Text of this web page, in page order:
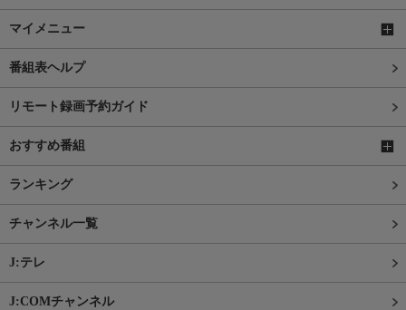
マイメニュー
番組表ヘルプ
リモート録画予約ガイド
おすすめ番組
ランキング
チャンネル一覧
J:テレ
J:COMチャンネル